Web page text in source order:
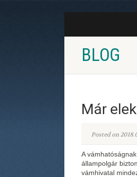
BLOG
Már
Posted on
A
állampolgár
vámhivatal